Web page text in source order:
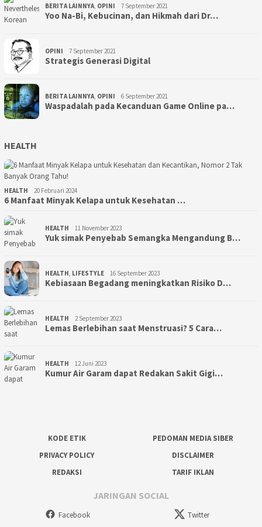
BERITA LAINNYA, OPINI 7 September 2021
Yoo Na-Bi, Kebucinan, dan Hikmah dari Dr…
OPINI 7 September 2021
Strategis Generasi Digital
BERITA LAINNYA, OPINI 6 September 2021
Waspadalah pada Kecanduan Game Online pa…
HEALTH
HEALTH 20 Februari 2024
6 Manfaat Minyak Kelapa untuk Kesehatan …
HEALTH 11 November 2023
Yuk simak Penyebab Semangka Mengandung B…
HEALTH, LIFESTYLE 16 September 2023
Kebiasaan Begadang meningkatkan Risiko D…
HEALTH 2 September 2023
Lemas Berlebihan saat Menstruasi? 5 Cara…
HEALTH 12 Juni 2023
Kumur Air Garam dapat Redakan Sakit Gigi…
KODE ETIK
PEDOMAN MEDIA SIBER
PRIVACY POLICY
DISCLAIMER
REDAKSI
TARIF IKLAN
JARINGAN SOCIAL
Facebook Twitter